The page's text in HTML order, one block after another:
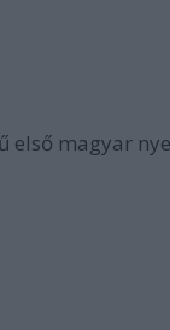
első magyar